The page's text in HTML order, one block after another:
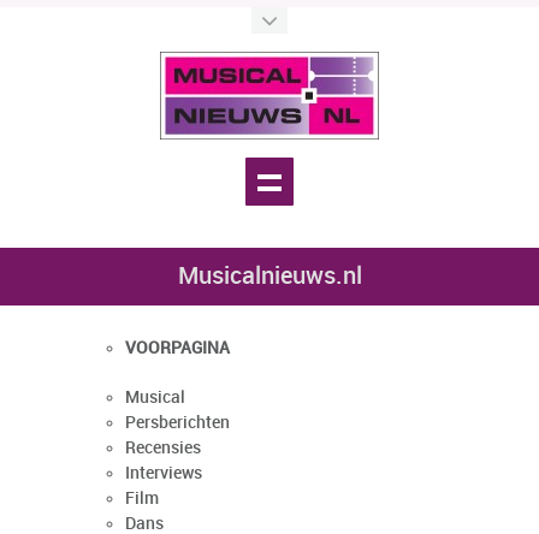
Musicalnieuws.nl
VOORPAGINA
Musical
Persberichten
Recensies
Interviews
Film
Dans